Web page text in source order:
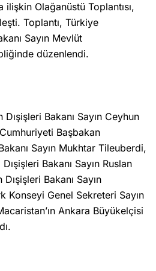
Olağanüstü Toplantısı,
Toplantı, Türkiye
Sayın Mevlüt
düzenlendi.
Bakanı Sayın Ceyhun
Başbakan
Sayın Mukhtar Tileuberdi,
Bakanı Sayın Ruslan
Bakanı Sayın
Konseyi Genel Sekreteri Sayın
Ankara Büyükelçisi